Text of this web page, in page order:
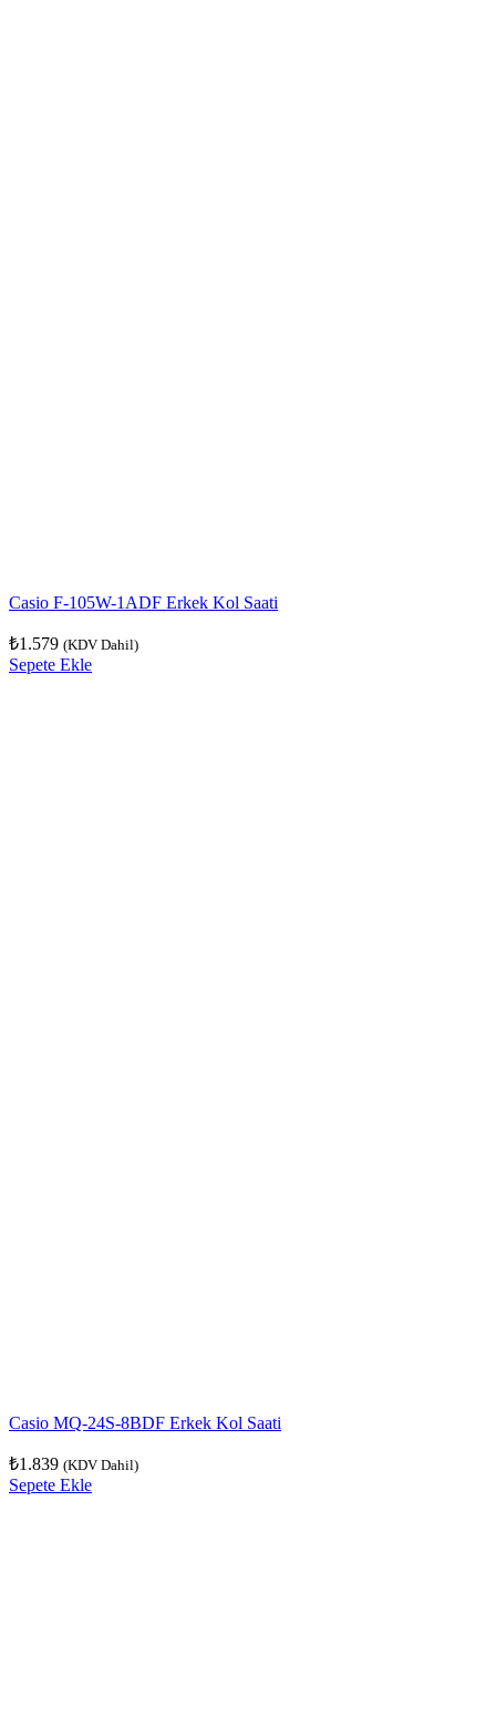
Casio F-105W-1ADF Erkek Kol Saati
₺1.579 (KDV Dahil)
Sepete Ekle
Casio MQ-24S-8BDF Erkek Kol Saati
₺1.839 (KDV Dahil)
Sepete Ekle